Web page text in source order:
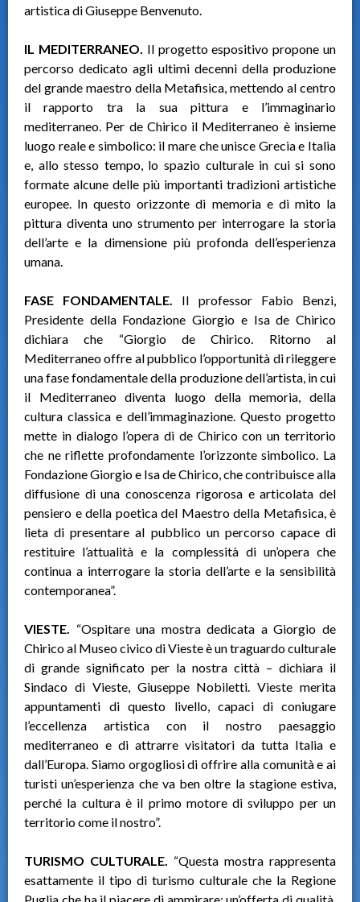
artistica di Giuseppe Benvenuto.
IL MEDITERRANEO. Il progetto espositivo propone un
percorso dedicato agli ultimi decenni della produzione
del grande maestro della Metafisica, mettendo al centro
il rapporto tra la sua pittura e l’immaginario
mediterraneo. Per de Chirico il Mediterraneo è insieme
luogo reale e simbolico: il mare che unisce Grecia e Italia
e, allo stesso tempo, lo spazio culturale in cui si sono
formate alcune delle più importanti tradizioni artistiche
europee. In questo orizzonte di memoria e di mito la
pittura diventa uno strumento per interrogare la storia
dell’arte e la dimensione più profonda dell’esperienza
umana.
FASE FONDAMENTALE. Il professor Fabio Benzi,
Presidente della Fondazione Giorgio e Isa de Chirico
dichiara che “Giorgio de Chirico. Ritorno al
Mediterraneo offre al pubblico l’opportunità di rileggere
una fase fondamentale della produzione dell’artista, in cui
il Mediterraneo diventa luogo della memoria, della
cultura classica e dell’immaginazione. Questo progetto
mette in dialogo l’opera di de Chirico con un territorio
che ne riflette profondamente l’orizzonte simbolico. La
Fondazione Giorgio e Isa de Chirico, che contribuisce alla
diffusione di una conoscenza rigorosa e articolata del
pensiero e della poetica del Maestro della Metafisica, è
lieta di presentare al pubblico un percorso capace di
restituire l’attualità e la complessità di un’opera che
continua a interrogare la storia dell’arte e la sensibilità
contemporanea”.
VIESTE. “Ospitare una mostra dedicata a Giorgio de
Chirico al Museo civico di Vieste è un traguardo culturale
di grande significato per la nostra città – dichiara il
Sindaco di Vieste, Giuseppe Nobiletti. Vieste merita
appuntamenti di questo livello, capaci di coniugare
l’eccellenza artistica con il nostro paesaggio
mediterraneo e di attrarre visitatori da tutta Italia e
dall’Europa. Siamo orgogliosi di offrire alla comunità e ai
turisti un’esperienza che va ben oltre la stagione estiva,
perché la cultura è il primo motore di sviluppo per un
territorio come il nostro”.
TURISMO CULTURALE. “Questa mostra rappresenta
esattamente il tipo di turismo culturale che la Regione